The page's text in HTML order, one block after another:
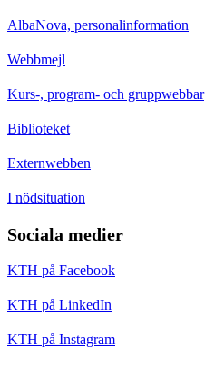
AlbaNova, personalinformation
Webbmejl
Kurs-, program- och gruppwebbar
Biblioteket
Externwebben
I nödsituation
Sociala medier
KTH på Facebook
KTH på LinkedIn
KTH på Instagram